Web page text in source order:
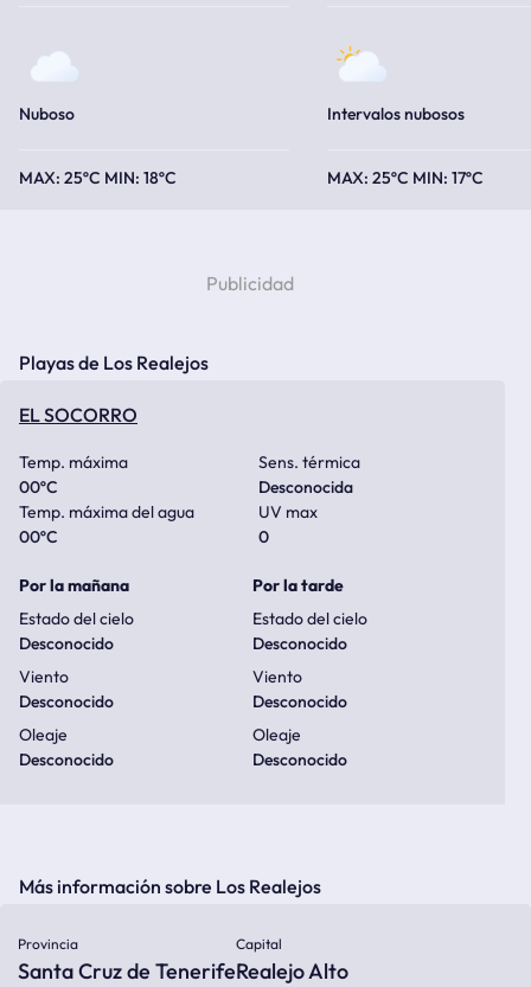
Nuboso
25ºC 18ºC
Intervalos nubosos
25ºC 17ºC
Playas de Los Realejos
EL SOCORRO
Temp. máxima
00ºC
Sens. térmica
Desconocida
Temp. máxima del agua
00ºC
UV max
0
Por la mañana
Estado del cielo
Desconocido
Viento
Desconocido
Oleaje
Desconocido
Por la tarde
Estado del cielo
Desconocido
Viento
Desconocido
Oleaje
Desconocido
Más información sobre Los Realejos
Provincia
Santa Cruz de Tenerife
Capital
Realejo Alto